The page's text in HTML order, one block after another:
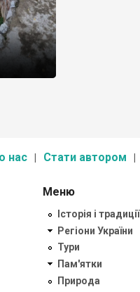
нас Стати автором
Меню
Історія і традиції
Регіони України
Тури
Пам'ятки
Природа